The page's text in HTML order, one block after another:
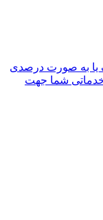
یا به صورت درصدی
خدماتی شما جهت